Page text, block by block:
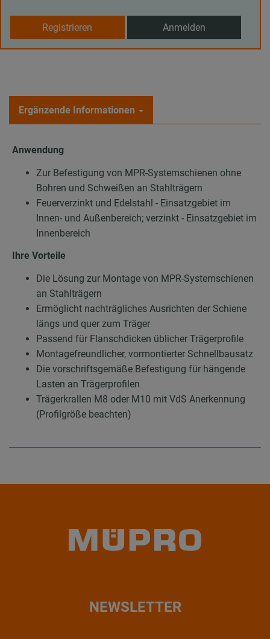
Registrieren Anmelden
Ergänzende Informationen
Anwendung
Zur Befestigung von MPR-Systemschienen ohne
Bohren und Schweißen an Stahlträgern
Feuerverzinkt und Edelstahl - Einsatzgebiet im
Innen- und Außenbereich; verzinkt - Einsatzgebiet im
Innenbereich
Ihre Vorteile
Die Lösung zur Montage von MPR-Systemschienen
an Stahlträgern
Ermöglicht nachträgliches Ausrichten der Schiene
längs und quer zum Träger
Passend für Flanschdicken üblicher Trägerprofile
Montagefreundlicher, vormontierter Schnellbausatz
Die vorschriftsgemäße Befestigung für hängende
Lasten an Trägerprofilen
Trägerkrallen M8 oder M10 mit VdS Anerkennung
(Profilgröße beachten)
NEWSLETTER